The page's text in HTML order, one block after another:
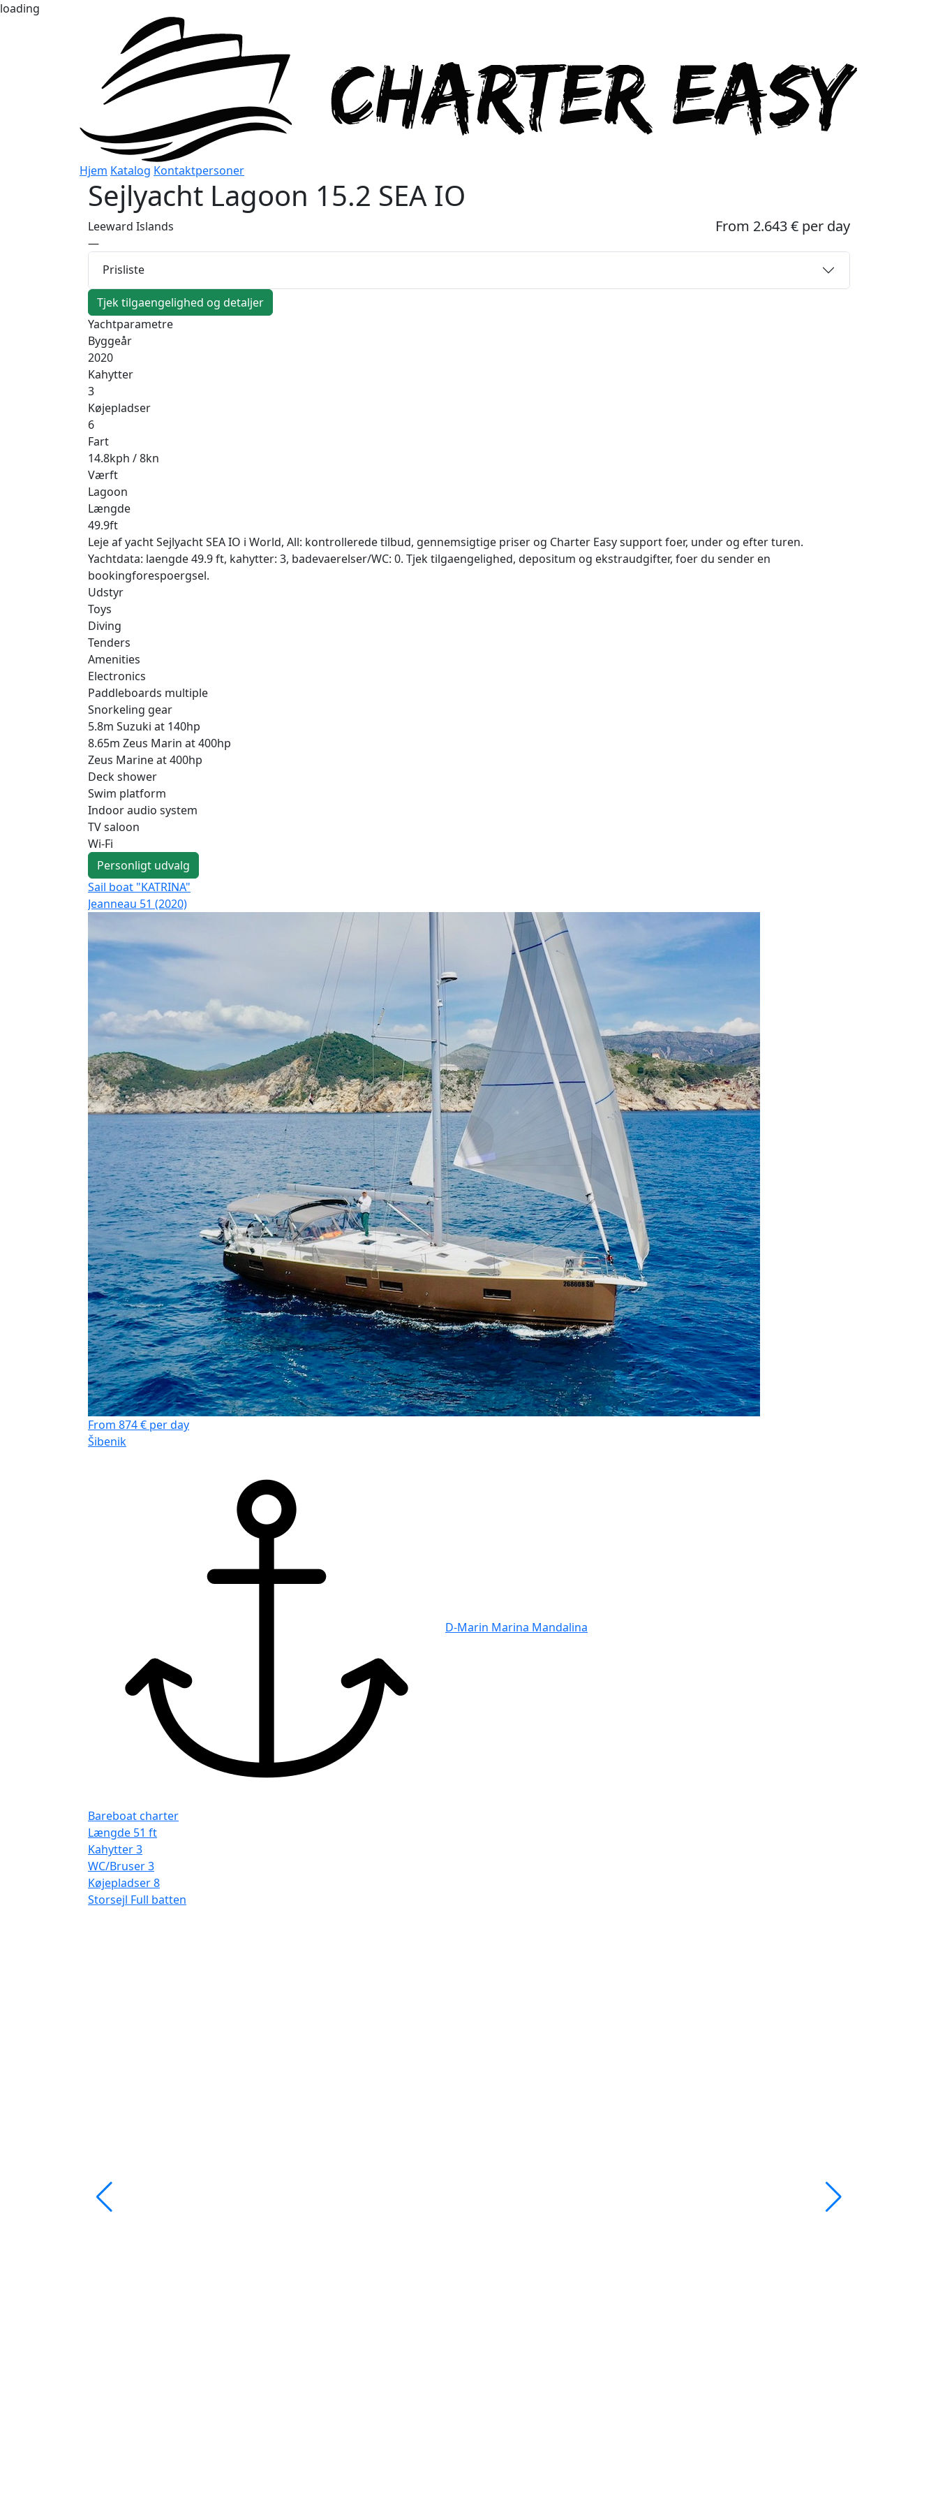
loading
Hjem Katalog Kontaktpersoner
Sejlyacht Lagoon 15.2 SEA IO
From 2.643 € per day
Leeward Islands
—
Prisliste
Tjek tilgaengelighed og detaljer
Yachtparametre
Byggeår
2020
Kahytter
3
Køjepladser
6
Fart
14.8kph / 8kn
Værft
Lagoon
Længde
49.9ft
Leje af yacht Sejlyacht SEA IO i World, All: kontrollerede tilbud, gennemsigtige priser og Charter Easy support foer, under og efter turen.
Yachtdata: laengde 49.9 ft, kahytter: 3, badevaerelser/WC: 0. Tjek tilgaengelighed, depositum og ekstraudgifter, foer du sender en
bookingforespoergsel.
Udstyr
Toys
Diving
Tenders
Amenities
Electronics
Paddleboards multiple
Snorkeling gear
5.8m Suzuki at 140hp
8.65m Zeus Marin at 400hp
Zeus Marine at 400hp
Deck shower
Swim platform
Indoor audio system
TV saloon
Wi-Fi
Personligt udvalg
Sail boat "KATRINA"
Jeanneau 51 (2020)
From 874 € per day
Šibenik
D-Marin Marina Mandalina
Bareboat charter
Længde 51 ft
Kahytter3
WC/Bruser3
Køjepladser8
Storsejl Full batten